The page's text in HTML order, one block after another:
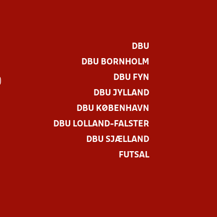
DBU
DBU BORNHOLM
DBU FYN
DBU JYLLAND
DBU KØBENHAVN
DBU LOLLAND-FALSTER
DBU SJÆLLAND
FUTSAL